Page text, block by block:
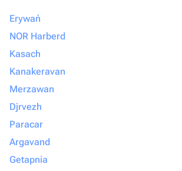
Erywań
NOR Harberd
Kasach
Kanakeravan
Merzawan
Djrvezh
Paracar
Argavand
Getapnia